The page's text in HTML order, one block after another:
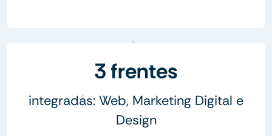
3 frentes
integradas: Web, Marketing Digital e
Design